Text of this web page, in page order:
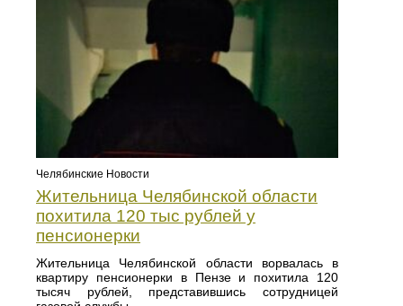
Челябинские Новости
Жительница Челябинской области
похитила 120 тыс рублей у
пенсионерки
Жительница Челябинской области ворвалась в
квартиру пенсионерки в Пензе и похитила 120
тысяч рублей, представившись сотрудницей